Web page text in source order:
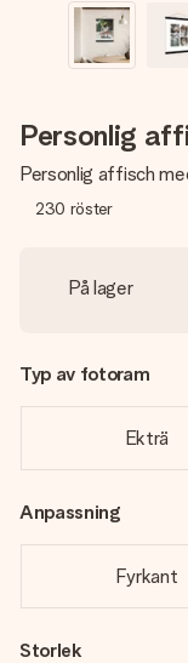
Personlig
Personlig affisch
230 röster
På lager
Typ av fotoram
Ekträ
Anpassning
Fyrkant
Storlek